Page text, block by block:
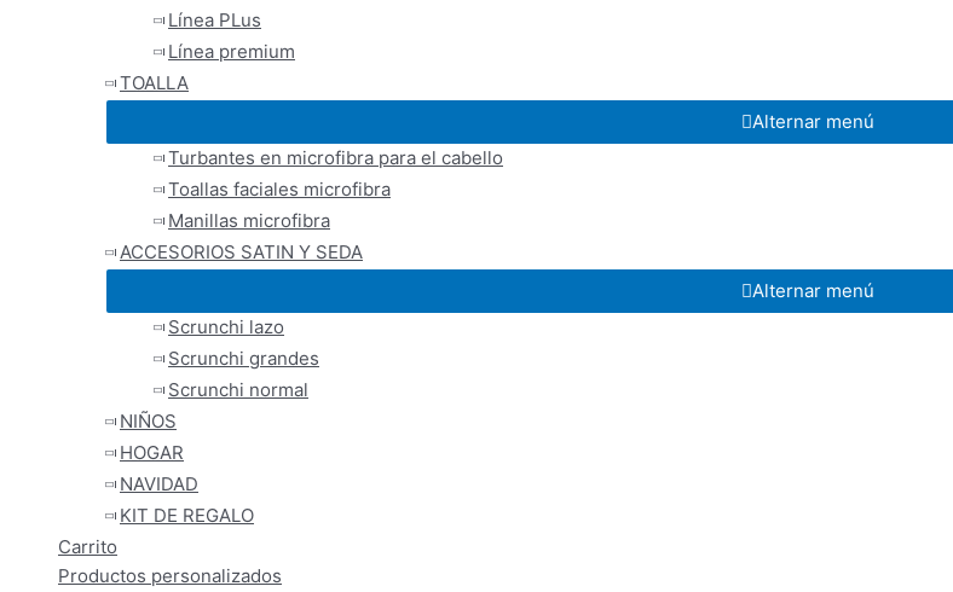
Línea PLus
Línea premium
TOALLA
Alternar menú
Turbantes en microfibra para el cabello
Toallas faciales microfibra
Manillas microfibra
ACCESORIOS SATIN Y SEDA
Alternar menú
Scrunchi lazo
Scrunchi grandes
Scrunchi normal
NIÑOS
HOGAR
NAVIDAD
KIT DE REGALO
Carrito
Productos personalizados